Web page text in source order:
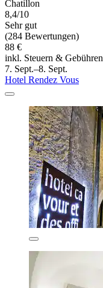
Chatillon
8,4/10
Sehr gut
(284 Bewertungen)
88 €
inkl. Steuern & Gebühren
7. Sept.–8. Sept.
Hotel Rendez Vous